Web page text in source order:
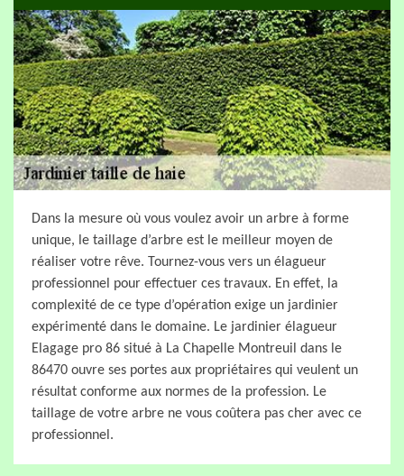
Dans la mesure où vous voulez avoir un arbre à forme
unique, le taillage d’arbre est le meilleur moyen de
réaliser votre rêve. Tournez-vous vers un élagueur
professionnel pour effectuer ces travaux. En effet, la
complexité de ce type d’opération exige un jardinier
expérimenté dans le domaine. Le jardinier élagueur
Elagage pro 86 situé à La Chapelle Montreuil dans le
86470 ouvre ses portes aux propriétaires qui veulent un
résultat conforme aux normes de la profession. Le
taillage de votre arbre ne vous coûtera pas cher avec ce
professionnel.